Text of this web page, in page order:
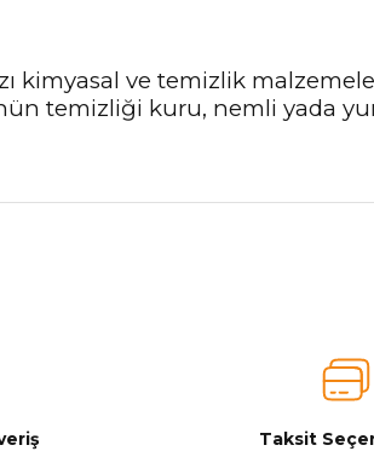
kimyasal ve temizlik
temizliği kuru, nemli yada
Taksit